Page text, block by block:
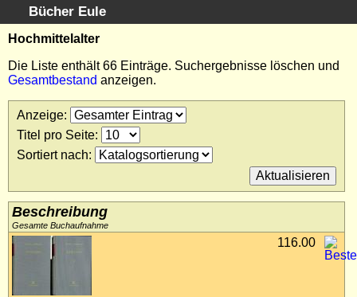
Bücher Eule
Schnellsuche
Startseite
Erweiterte Suche
Kundenservice
Kontakt
Kategorien
Kataloge
Warenkorb
Allgemeine Geschäftsbedingungen
Hochmittelalter
Die Liste enthält 66 Einträge. Suchergebnisse löschen und
Gesamtbestand anzeigen.
Anzeige:
Titel pro Seite:
Sortiert nach:
Beschreibung
Gesamte Buchaufnahme
116.00